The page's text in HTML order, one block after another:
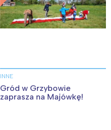
INNE
Gród w Grzybowie
zaprasza na Majówkę!